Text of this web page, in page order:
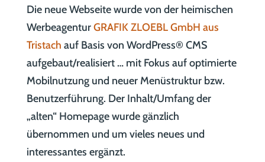
Die neue Webseite wurde von der heimischen
WerbeagenturGRAFIK ZLOEBL GmbH aus
Tristach auf Basis von WordPress® CMS
aufgebaut/realisiert … mit Fokus auf optimierte
Mobilnutzung und neuer Menüstruktur bzw.
Benutzerführung. Der Inhalt/Umfang der
„alten“ Homepage wurde gänzlich
übernommen und um vieles neues und
interessantes ergänzt.